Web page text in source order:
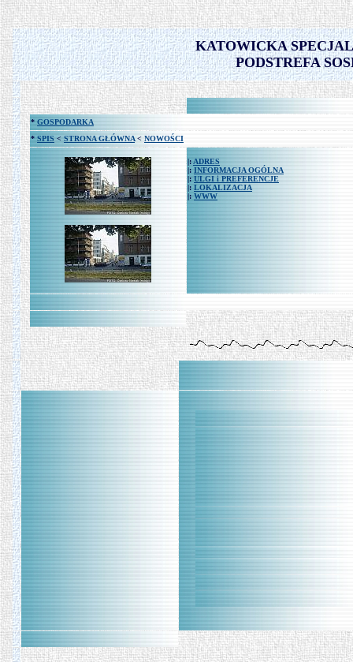
KATOWICKA
PODSTREFA
* GOSPODARKA
* SPIS < STRONA GŁÓWNA< NOWOŚCI
|: ADRES
|: INFORMACJA OGÓLNA
|: ULGI i PREFERENCJE
|: LOKALIZACJA
|: WWW